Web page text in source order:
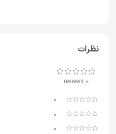
نظرات
0 reviews
0
0
0